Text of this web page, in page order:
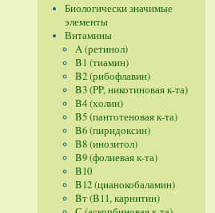
Биологически значимые
элементы
Витамины
A (ретинол)
B1 (тиамин)
B2 (рибофлавин)
B3 (PP, никотиновая к-та)
B4 (холин)
B5 (пантотеновая к-та)
B6 (пиридоксин)
B8 (инозитол)
B9 (фолиевая к-та)
B10
B12 (цианокобаламин)
Bт (B11, карнитин)